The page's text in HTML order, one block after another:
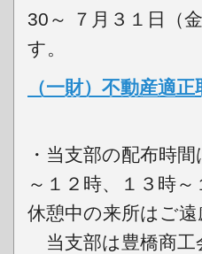
30～ ７月３１日（
す。
（一財）不動産適
・当支部の配布時
～１２時、１３時
休憩中の来所はご遠
当支部は豊橋商工